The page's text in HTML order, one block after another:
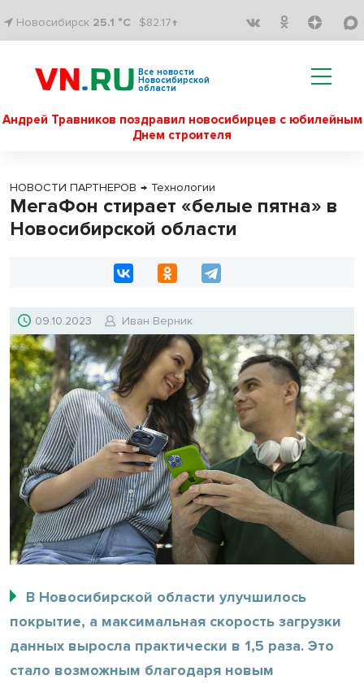
Новосибирск 25.1 °C $82.17↑
Все новости
Новосибирской
области
Андрей Травников поздравил новосибирцев с юбилейным
Днем строителя
НОВОСТИ ПАРТНЕРОВ → Технологии
МегаФон стирает «белые пятна» в
Новосибирской области
09.10.2023 Иван Верник
В Новосибирской области улучшилось
покрытие, а максимальная скорость загрузки
данных выросла практически в 1,5 раза. Это
стало возможным благодаря новым